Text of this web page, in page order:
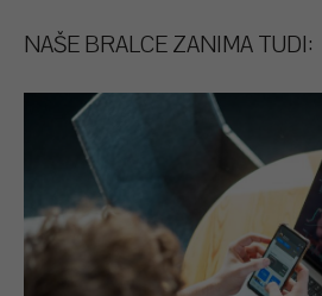
NAŠE BRALCE ZANIMA TUDI: